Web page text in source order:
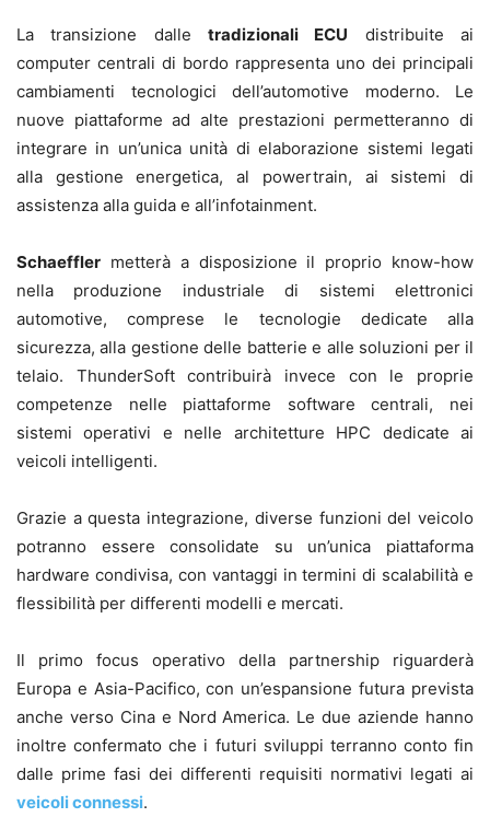
La transizione dalle tradizionali ECU distribuite ai
computer centrali di bordo rappresenta uno dei principali
cambiamenti tecnologici dell’automotive moderno. Le
nuove piattaforme ad alte prestazioni permetteranno di
integrare in un’unica unità di elaborazione sistemi legati
alla gestione energetica, al powertrain, ai sistemi di
assistenza alla guida e all’infotainment.
Schaeffler metterà a disposizione il proprio know-how
nella produzione industriale di sistemi elettronici
automotive, comprese le tecnologie dedicate alla
sicurezza, alla gestione delle batterie e alle soluzioni per il
telaio. ThunderSoft contribuirà invece con le proprie
competenze nelle piattaforme software centrali, nei
sistemi operativi e nelle architetture HPC dedicate ai
veicoli intelligenti.
Grazie a questa integrazione, diverse funzioni del veicolo
potranno essere consolidate su un’unica piattaforma
hardware condivisa, con vantaggi in termini di scalabilità e
flessibilità per differenti modelli e mercati.
Il primo focus operativo della partnership riguarderà
Europa e Asia-Pacifico, con un’espansione futura prevista
anche verso Cina e Nord America. Le due aziende hanno
inoltre confermato che i futuri sviluppi terranno conto fin
dalle prime fasi dei differenti requisiti normativi legati ai
veicoli connessi.